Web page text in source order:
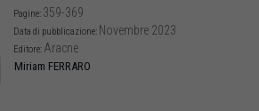
Pagine: 359-369
Data di pubblicazione: Novembre 2023
Editore: Aracne
Miriam FERRARO